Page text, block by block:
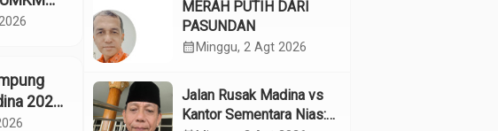
2025:
MERAH PUTIH DARI
PASUNDAN
calendar_month Minggu, 2 Agt 2026
Jalan Rusak Madina vs
Kantor Sementara Nias: